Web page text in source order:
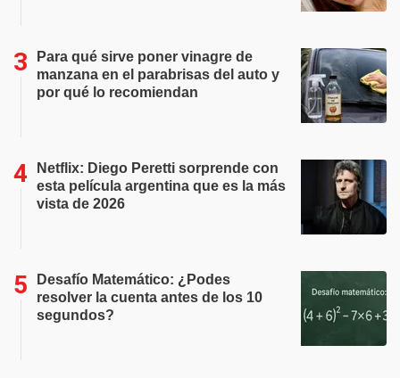
Para qué sirve poner vinagre de
manzana en el parabrisas del auto y
por qué lo recomiendan
Netflix: Diego Peretti sorprende con
esta película argentina que es la más
vista de 2026
Desafío Matemático: ¿Podes
resolver la cuenta antes de los 10
segundos?